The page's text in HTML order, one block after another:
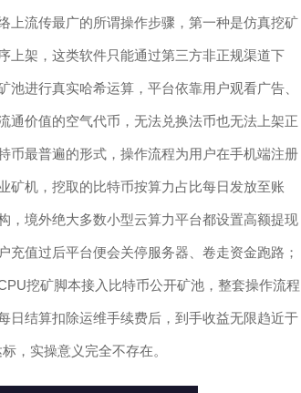
上流传最广的所谓操作步骤，第一种是仿真挖矿
上架，这类软件只能通过第三方非正规渠道下
进行真实哈希运算，平台依靠用户观看广告、
通价值的空气代币，无法兑换法币也无法上架正
币最普遍的形式，操作流程为用户在手机端注册
矿机，挖取的比特币按算力占比每日发放至账
，境外绝大多数小型云算力平台都设置高额提现
值过后平台便会关停服务器、卷走资金跑路；
挖矿脚本接入比特币公开矿池，整套操作流程
日结算扣除运维手续费后，到手收益无限趋近于
，实操意义完全不存在。